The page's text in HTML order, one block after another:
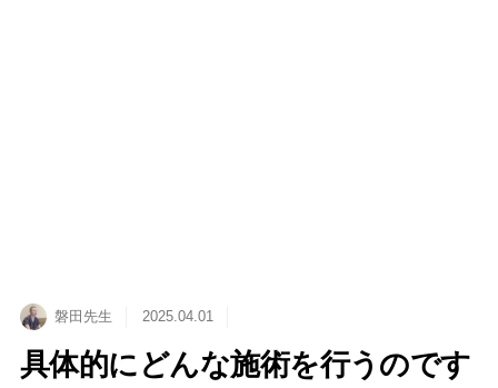
磐田先生 2025.04.01
具体的にどんな施術を行うのです